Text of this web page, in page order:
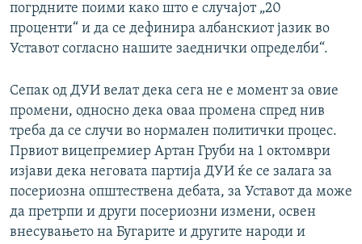
погрдните поими како што е случајот „20
проценти“ и да се дефинира албанскиот јазик во
Уставот согласно нашите заеднички определби“.
Сепак од ДУИ велат дека сега не е момент за овие
промени, односно дека оваа промена спред нив
треба да се случи во нормален политички процес.
Првиот вицепремиер Артан Груби на 1 октомври
изјави дека неговата партија ДУИ ќе се залага за
посериозна општествена дебата, за Уставот да може
да претрпи и други посериозни измени, освен
внесувањето на Бугарите и другите народи и